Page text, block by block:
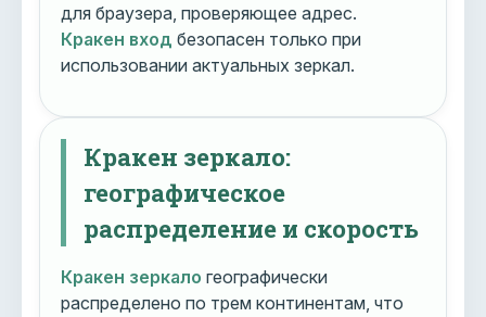
для браузера, проверяющее адрес.
Кракен вход безопасен только при
использовании актуальных зеркал.
Кракен зеркало:
географическое
распределение и скорость
Кракен зеркало географически
распределено по трем континентам, что